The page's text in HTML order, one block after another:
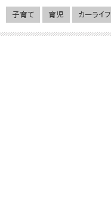
子育て 育児 カーライフ